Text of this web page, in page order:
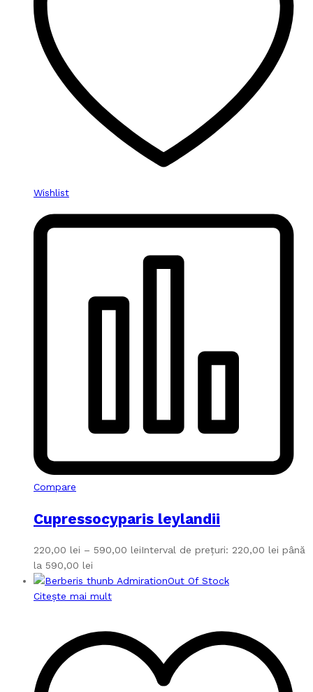
Wishlist
Compare
Cupressocyparis leylandii
220,00 lei – 590,00 leiInterval de prețuri: 220,00 lei până
la 590,00 lei
Out Of Stock
Citește mai mult